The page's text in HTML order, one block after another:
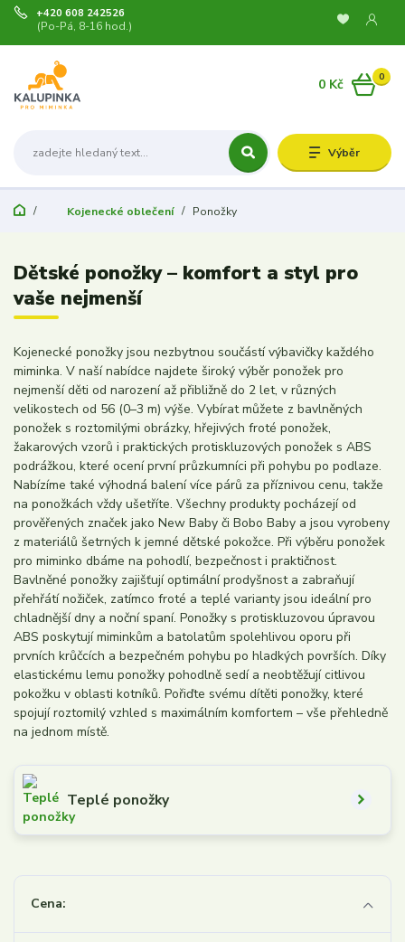
Výběr
+420 608 242526
(Po-Pá, 8-16 hod.)
0
0 Kč
Kojenecké oblečení Ponožky
Dětské ponožky – komfort a styl pro
vaše nejmenší
Kojenecké ponožky jsou nezbytnou součástí výbavičky každého
miminka. V naší nabídce najdete široký výběr ponožek pro
nejmenší děti od narození až přibližně do 2 let, v různých
velikostech od 56 (0–3 m) výše. Vybírat můžete z bavlněných
ponožek s roztomilými obrázky, hřejivých froté ponožek,
žakarových vzorů i praktických protiskluzových ponožek s ABS
podrážkou, které ocení první průzkumníci při pohybu po podlaze.
Nabízíme také výhodná balení více párů za příznivou cenu, takže
na ponožkách vždy ušetříte. Všechny produkty pocházejí od
prověřených značek jako New Baby či Bobo Baby a jsou vyrobeny
z materiálů šetrných k jemné dětské pokožce. Při výběru ponožek
pro miminko dbáme na pohodlí, bezpečnost i praktičnost.
Bavlněné ponožky zajišťují optimální prodyšnost a zabraňují
přehřátí nožiček, zatímco froté a teplé varianty jsou ideální pro
chladnější dny a noční spaní. Ponožky s protiskluzovou úpravou
ABS poskytují miminkům a batolatům spolehlivou oporu při
prvních krůčcích a bezpečném pohybu po hladkých površích. Díky
elastickému lemu ponožky pohodlně sedí a neobtěžují citlivou
pokožku v oblasti kotníků. Pořiďte svému dítěti ponožky, které
spojují roztomilý vzhled s maximálním komfortem – vše přehledně
na jednom místě.
Teplé ponožky
Cena: